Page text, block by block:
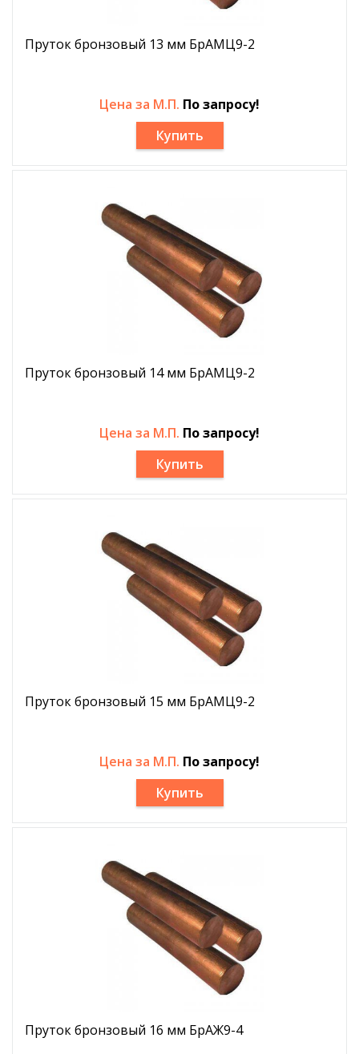
Пруток бронзовый 13 мм БрАМЦ9-2
Цена за М.П. По запросу!
Купить
Пруток бронзовый 14 мм БрАМЦ9-2
Цена за М.П. По запросу!
Купить
Пруток бронзовый 15 мм БрАМЦ9-2
Цена за М.П. По запросу!
Купить
Пруток бронзовый 16 мм БрАЖ9-4